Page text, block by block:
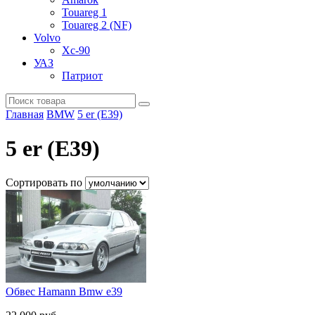
Touareg 1
Touareg 2 (NF)
Volvo
Xc-90
УАЗ
Патриот
Главная BMW 5 er (E39)
5 er (E39)
Сортировать по
Обвес Hamann Bmw e39